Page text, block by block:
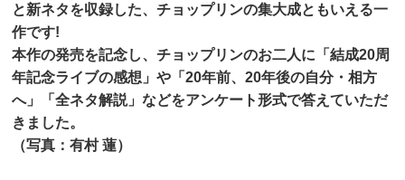
と新ネタを収録した、チョップリンの集大成ともいえる一
作です!
本作の発売を記念し、チョップリンのお二人に「結成20周
年記念ライブの感想」や「20年前、20年後の自分・相方
へ」「全ネタ解説」などをアンケート形式で答えていただ
きました。
（写真：有村 蓮）